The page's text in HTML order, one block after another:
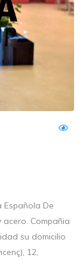
Española De
acero. Compañia
su domicilio
12,